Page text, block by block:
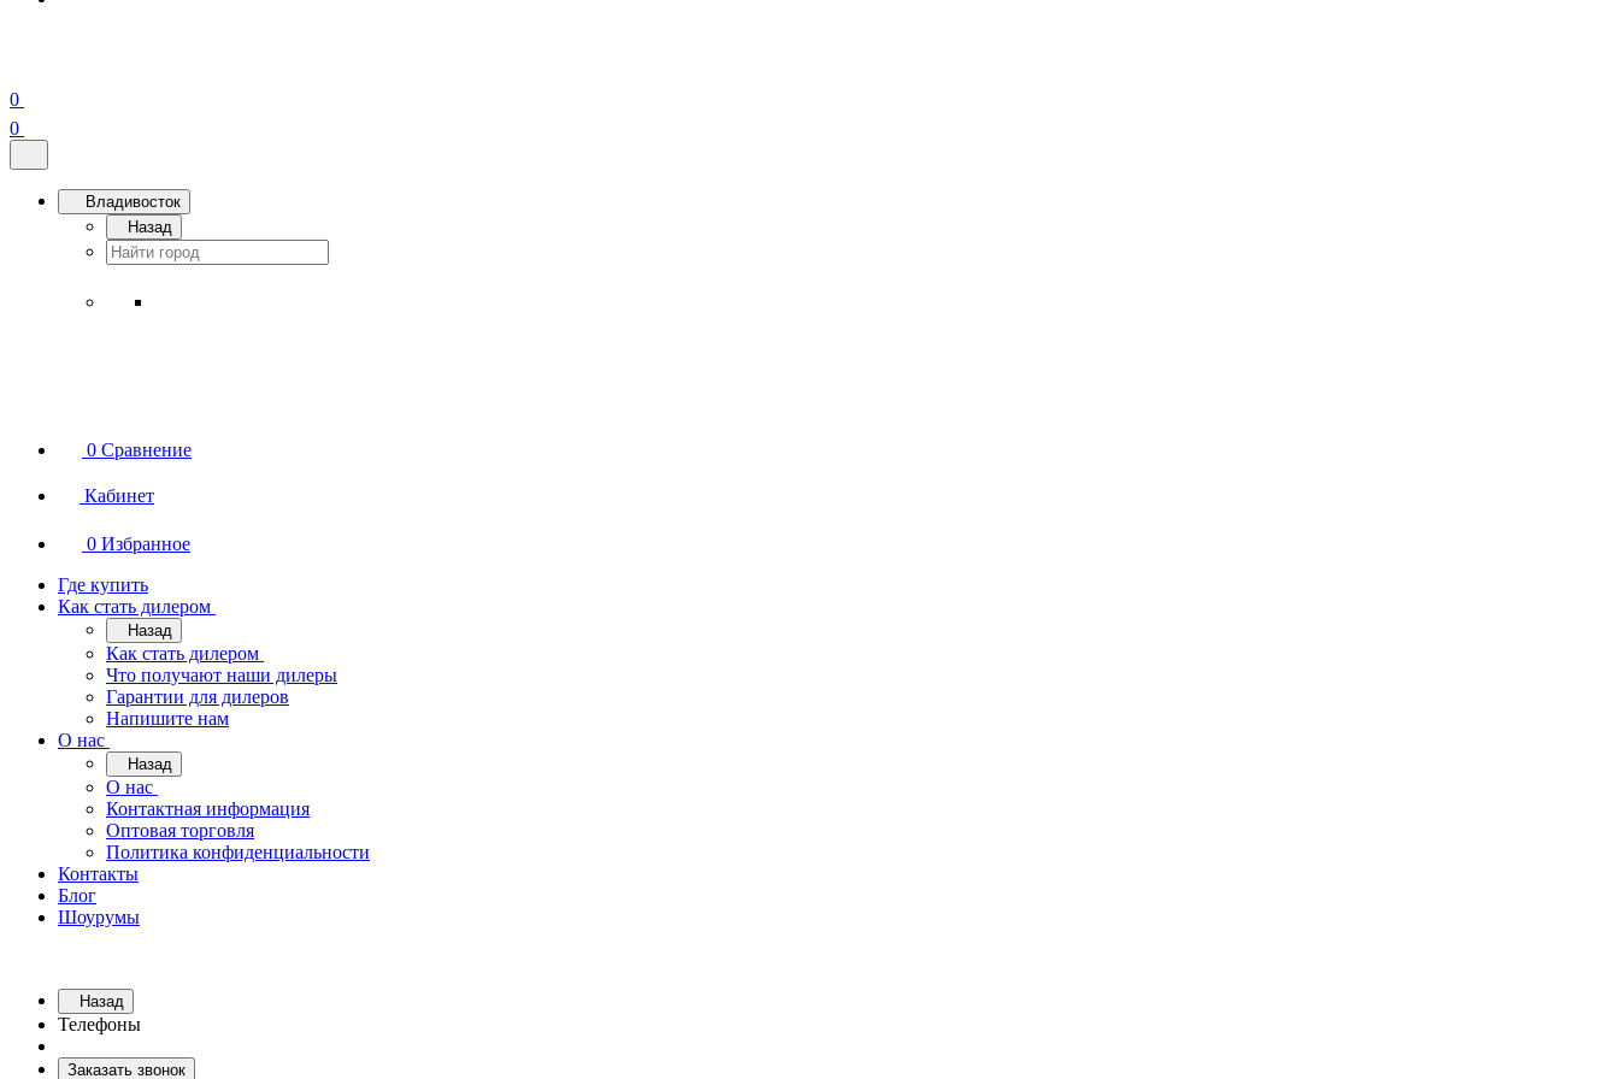
0
0
Владивосток
Назад
0 Сравнение
Кабинет
0 Избранное
Где купить
Как стать дилером
Назад
Как стать дилером
Что получают наши дилеры
Гарантии для дилеров
Напишите нам
О нас
Назад
О нас
Контактная информация
Оптовая торговля
Политика конфиденциальности
Контакты
Блог
Шоурумы
Назад
Телефоны
Заказать звонок